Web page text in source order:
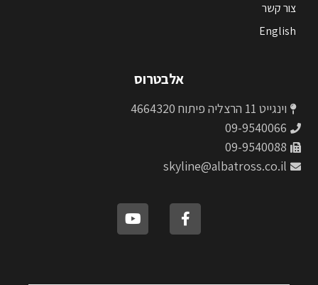
צור קשר
English
אלבטרוס
וינגייט 11 הרצליה פיתוח 4664320
09-9540066
09-9540088
skyline@albatross.co.il